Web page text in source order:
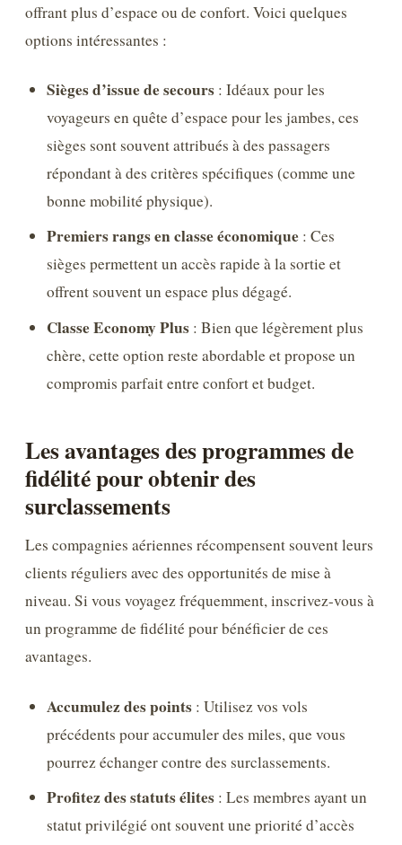
offrant plus d’espace ou de confort. Voici quelques
options intéressantes :
Sièges d’issue de secours : Idéaux pour les
voyageurs en quête d’espace pour les jambes, ces
sièges sont souvent attribués à des passagers
répondant à des critères spécifiques (comme une
bonne mobilité physique).
Premiers rangs en classe économique : Ces
sièges permettent un accès rapide à la sortie et
offrent souvent un espace plus dégagé.
Classe Economy Plus : Bien que légèrement plus
chère, cette option reste abordable et propose un
compromis parfait entre confort et budget.
Les avantages des programmes de
fidélité pour obtenir des
surclassements
Les compagnies aériennes récompensent souvent leurs
clients réguliers avec des opportunités de mise à
niveau. Si vous voyagez fréquemment, inscrivez-vous à
un programme de fidélité pour bénéficier de ces
avantages.
Accumulez des points : Utilisez vos vols
précédents pour accumuler des miles, que vous
pourrez échanger contre des surclassements.
Profitez des statuts élites : Les membres ayant un
statut privilégié ont souvent une priorité d’accès